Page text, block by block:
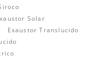
Solar
Exaustor Translucido